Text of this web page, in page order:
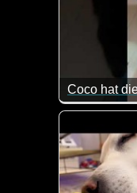
Coco hat
Das hält